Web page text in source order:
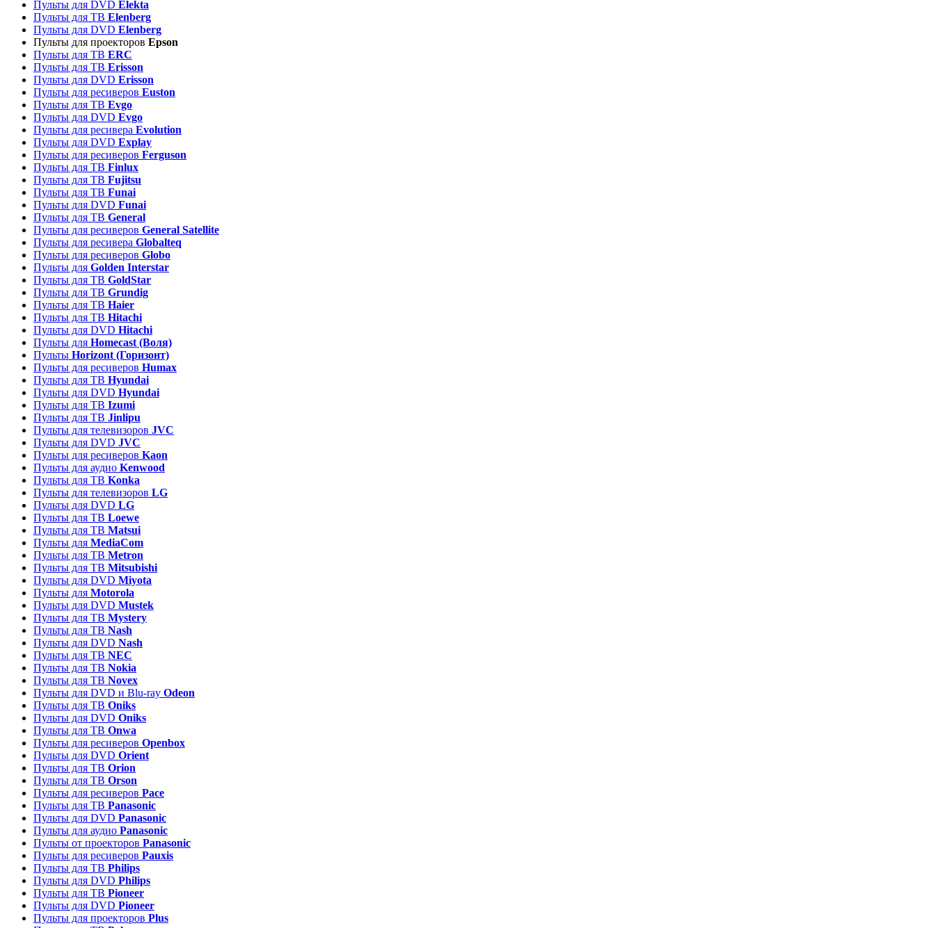
Пульты для DVD Elekta
Пульты для ТВ Elenberg
Пульты для DVD Elenberg
Пульты для проекторов Epson
Пульты для ТВ ERC
Пульты для ТВ Erisson
Пульты для DVD Erisson
Пульты для ресиверов Euston
Пульты для ТВ Evgo
Пульты для DVD Evgo
Пульты для ресивера Evolution
Пульты для DVD Explay
Пульты для ресиверов Ferguson
Пульты для ТВ Finlux
Пульты для ТВ Fujitsu
Пульты для ТВ Funai
Пульты для DVD Funai
Пульты для ТВ General
Пульты для ресиверов General Satellite
Пульты для ресивера Globalteq
Пульты для ресиверов Globo
Пульты для Golden Interstar
Пульты для ТВ GoldStar
Пульты для ТВ Grundig
Пульты для ТВ Haier
Пульты для ТВ Hitachi
Пульты для DVD Hitachi
Пульты для Homecast (Воля)
Пульты Horizont (Горизонт)
Пульты для ресиверов Humax
Пульты для ТВ Hyundai
Пульты для DVD Hyundai
Пульты для ТВ Izumi
Пульты для ТВ Jinlipu
Пульты для телевизоров JVC
Пульты для DVD JVC
Пульты для ресиверов Kaon
Пульты для аудио Kenwood
Пульты для ТВ Konka
Пульты для телевизоров LG
Пульты для DVD LG
Пульты для ТВ Loewe
Пульты для ТВ Matsui
Пульты для MediaCom
Пульты для ТВ Metron
Пульты для TB Mitsubishi
Пульты для DVD Miyota
Пульты для Motorola
Пульты для DVD Mustek
Пульты для ТВ Mystery
Пульты для ТВ Nash
Пульты для DVD Nash
Пульты для ТВ NEC
Пульты для ТВ Nokia
Пульты для ТВ Novex
Пульты для DVD и Blu-ray Odeon
Пульты для ТВ Oniks
Пульты для DVD Oniks
Пульты для ТВ Onwa
Пульты для ресиверов Openbox
Пульты для DVD Orient
Пульты для ТВ Orion
Пульты для ТВ Orson
Пульты для ресиверов Pace
Пульты для ТВ Panasonic
Пульты для DVD Panasonic
Пульты для аудио Panasonic
Пульты от проекторов Panasonic
Пульты для ресиверов Pauxis
Пульты для ТВ Philips
Пульты для DVD Philips
Пульты для ТВ Pioneer
Пульты для DVD Pioneer
Пульты для проекторов Plus